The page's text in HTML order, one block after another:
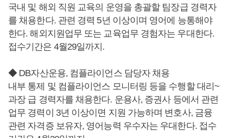
국내 및 해외 직원 교육의 운영을 총괄할 팀장급 경력자
를 채용한다. 관련 경력 5년 이상이며 영어에 능통해야
한다. 해외지원업무 또는 교육업무 경험자는 우대한다.
접수기간은 4월29일까지.
◆ DB자산운용, 컴플라이언스 담당자 채용
내부 통제 및 컴플라이언스 모니터링 등을 수행할 대리~
과장 급 경력자를 채용한다. 운용사, 증권사 등에서 관련
업무 경력이 3년 이상이면 지원 가능하며 변호사, 금융
관련 자격증 보유자, 영어능력 우수자는 우대한다. 접수